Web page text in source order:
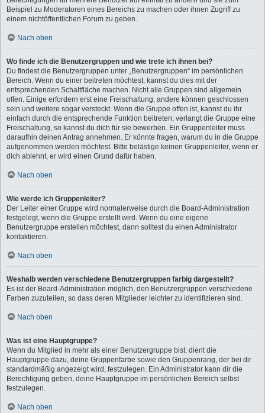
Beispiel zu Moderatoren eines Bereichs zu machen oder ihnen Zugriff zu
einem nichtöffentlichen Forum zu geben.
Nach oben
Wo finde ich die Benutzergruppen und wie trete ich ihnen bei?
Du findest die Benutzergruppen unter „Benutzergruppen“ im persönlichen
Bereich. Wenn du einer beitreten möchtest, kannst du dies mit der
entsprechenden Schaltfläche machen. Nicht alle Gruppen sind allgemein
offen. Einige erfordern erst eine Freischaltung, andere können geschlossen
sein und weitere sogar versteckt. Wenn die Gruppe offen ist, kannst du ihr
einfach durch die entsprechende Funktion beitreten; verlangt die Gruppe eine
Freischaltung, so kannst du dich für sie bewerben. Ein Gruppenleiter muss
daraufhin deinen Antrag annehmen. Er könnte fragen, warum du in die Gruppe
aufgenommen werden möchtest. Bitte belästige keinen Gruppenleiter, wenn er
dich ablehnt, er wird einen Grund dafür haben.
Nach oben
Wie werde ich Gruppenleiter?
Der Leiter einer Gruppe wird normalerweise durch die Board-Administration
festgelegt, wenn die Gruppe erstellt wird. Wenn du eine eigene
Benutzergruppe erstellen möchtest, dann solltest du einen Administrator
kontaktieren.
Nach oben
Weshalb werden verschiedene Benutzergruppen farbig dargestellt?
Es ist der Board-Administration möglich, den Benutzergruppen verschiedene
Farben zuzuteilen, so dass deren Mitglieder leichter zu identifizieren sind.
Nach oben
Was ist eine Hauptgruppe?
Wenn du Mitglied in mehr als einer Benutzergruppe bist, dient die
Hauptgruppe dazu, deine Gruppenfarbe sowie den Gruppenrang, der bei dir
standardmäßig angezeigt wird, festzulegen. Ein Administrator kann dir die
Berechtigung geben, deine Hauptgruppe im persönlichen Bereich selbst
festzulegen.
Nach oben